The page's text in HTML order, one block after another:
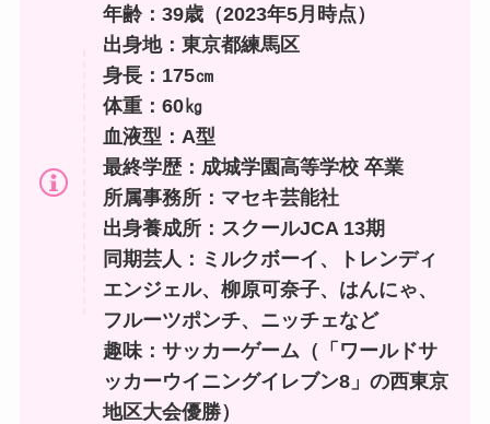
年齢：39歳（2023年5月時点）
出身地：東京都練馬区
身長：175㎝
体重：60㎏
血液型：A型
最終学歴：成城学園高等学校 卒業
所属事務所：マセキ芸能社
出身養成所：スクールJCA 13期
同期芸人：ミルクボーイ、トレンディ
エンジェル、柳原可奈子、はんにゃ、
フルーツポンチ、ニッチェなど
趣味：サッカーゲーム（「ワールドサ
ッカーウイニングイレブン8」の西東京
地区大会優勝）